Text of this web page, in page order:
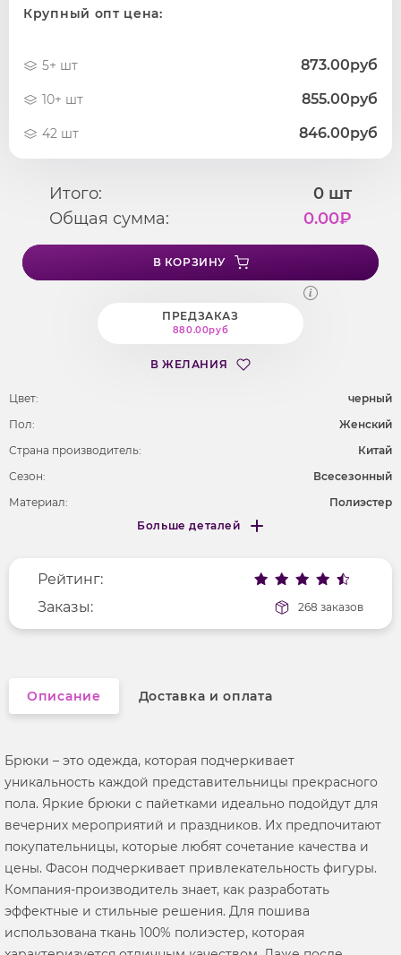
Крупный опт цена:
5+ шт 873.00руб
10+ шт 855.00руб
42 шт 846.00руб
Итого: 0 шт
Общая сумма:
0.00₽
В КОРЗИНУ
ПРЕДЗАКАЗ
880.00руб
В ЖЕЛАНИЯ
Цвет:
черный
Пол:
Женский
Страна производитель:
Китай
Сезон:
Всесезонный
Материал:
Полиэстер
Фактура материала
трикотажный
Больше деталей
Меньше деталей
Рейтинг:
Заказы:
268 заказов
Описание Доставка и оплата
Брюки – это одежда, которая подчеркивает
уникальность каждой представительницы прекрасного
пола. Яркие брюки с пайетками идеально подойдут для
вечерних мероприятий и праздников. Их предпочитают
покупательницы, которые любят сочетание качества и
цены. Фасон подчеркивает привлекательность фигуры.
Компания-производитель знает, как разработать
эффектные и стильные решения. Для пошива
использована ткань 100% полиэстер, которая